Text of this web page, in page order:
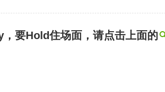
要Hold住场面，请点击上面的